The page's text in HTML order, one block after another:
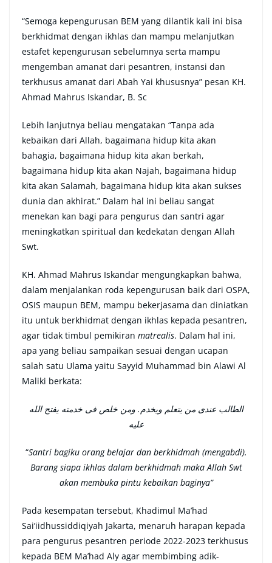
“Semoga kepengurusan BEM yang dilantik kali ini bisa
berkhidmat dengan ikhlas dan mampu melanjutkan
estafet kepengurusan sebelumnya serta mampu
mengemban amanat dari pesantren, instansi dan
terkhusus amanat dari Abah Yai khususnya” pesan KH.
Ahmad Mahrus Iskandar, B. Sc
Lebih lanjutnya beliau mengatakan “Tanpa ada
kebaikan dari Allah, bagaimana hidup kita akan
bahagia, bagaimana hidup kita akan berkah,
bagaimana hidup kita akan Najah, bagaimana hidup
kita akan Salamah, bagaimana hidup kita akan sukses
dunia dan akhirat.” Dalam hal ini beliau sangat
menekan kan bagi para pengurus dan santri agar
meningkatkan spiritual dan kedekatan dengan Allah
Swt.
KH. Ahmad Mahrus Iskandar mengungkapkan bahwa,
dalam menjalankan roda kepengurusan baik dari OSPA,
OSIS maupun BEM, mampu bekerjasama dan diniatkan
itu untuk berkhidmat dengan ikhlas kepada pesantren,
agar tidak timbul pemikiran matrealis. Dalam hal ini,
apa yang beliau sampaikan sesuai dengan ucapan
salah satu Ulama yaitu Sayyid Muhammad bin Alawi Al
Maliki berkata:
الطالب عندى من يتعلم ويخدم. ومن خلص فى خدمته يفتح الله
عليه
“Santri bagiku orang belajar dan berkhidmah (mengabdi).
Barang siapa ikhlas dalam berkhidmah maka Allah Swt
akan membuka pintu kebaikan baginya”
Pada kesempatan tersebut, Khadimul Ma’had
Sai’iidhussiddiqiyah Jakarta, menaruh harapan kepada
para pengurus pesantren periode 2022-2023 terkhusus
kepada BEM Ma’had Aly agar membimbing adik-